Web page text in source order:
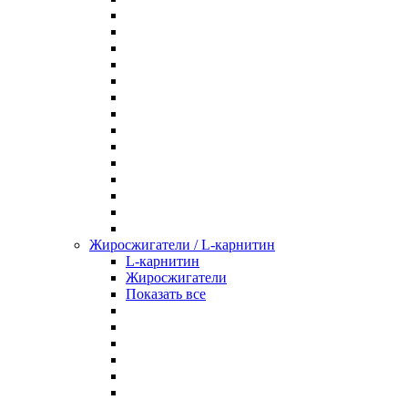
Жиросжигатели / L-карнитин
L-карнитин
Жиросжигатели
Показать все